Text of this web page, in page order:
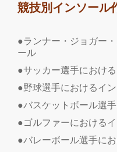
競技別インソール
●ランナー・ジョガー
ール
●サッカー選手におけ
●野球選手におけるイ
●バスケットボール選
●ゴルファーにおける
●バレーボール選手に